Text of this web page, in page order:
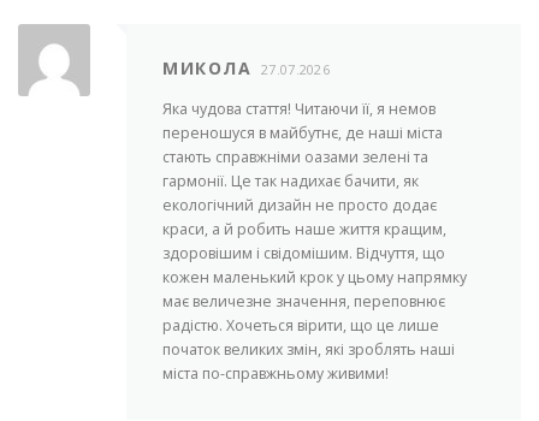
МИКОЛА 27.07.2026
Яка чудова стаття! Читаючи її, я немов
переношуся в майбутнє, де наші міста
стають справжніми оазами зелені та
гармонії. Це так надихає бачити, як
екологічний дизайн не просто додає
краси, а й робить наше життя кращим,
здоровішим і свідомішим. Відчуття, що
кожен маленький крок у цьому напрямку
має величезне значення, переповнює
радістю. Хочеться вірити, що це лише
початок великих змін, які зроблять наші
міста по-справжньому живими!